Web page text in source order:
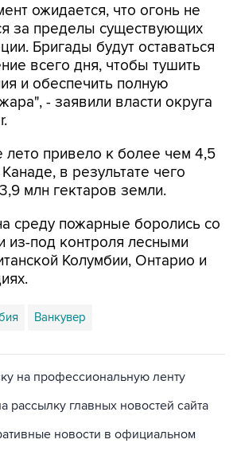
ожидается, что огонь не
за пределы существующих
Бригады будут оставаться
всего дня, чтобы тушить
и обеспечить полную
- заявили власти округа
лето привело к более чем 4,5
в результате чего
млн гектаров земли.
среду пожарные боролись со
под контроля лесными
Колумбии, Онтарио и
Ванкувер
на профессиональную ленту
рассылку главных новостей сайта
новости в официальном